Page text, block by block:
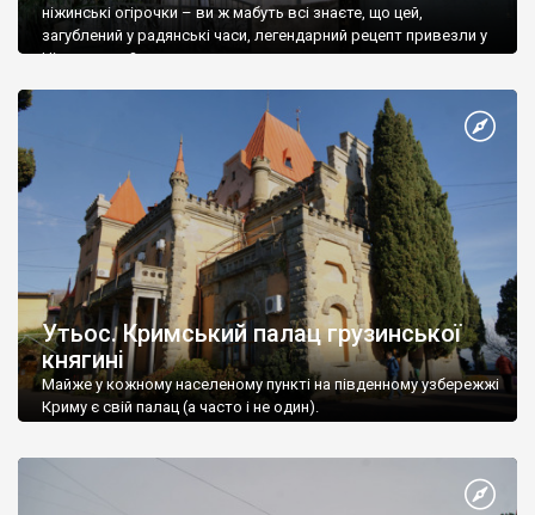
ніжинські огірочки – ви ж мабуть всі знаєте, що цей,
загублений у радянські часи, легендарний рецепт привезли у
Ніжин греки?
Утьос. Кримський палац грузинської
княгині
Майже у кожному населеному пункті на південному узбережжі
Криму є свій палац (а часто і не один).